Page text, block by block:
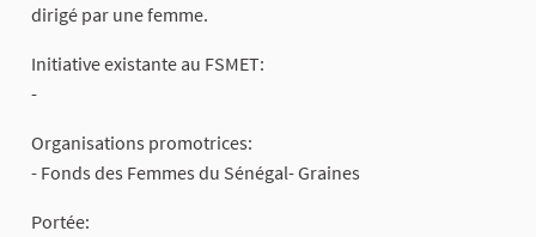
dirigé par une femme.
Initiative existante au FSMET:
-
Organisations promotrices:
- Fonds des Femmes du Sénégal- Graines
Portée: